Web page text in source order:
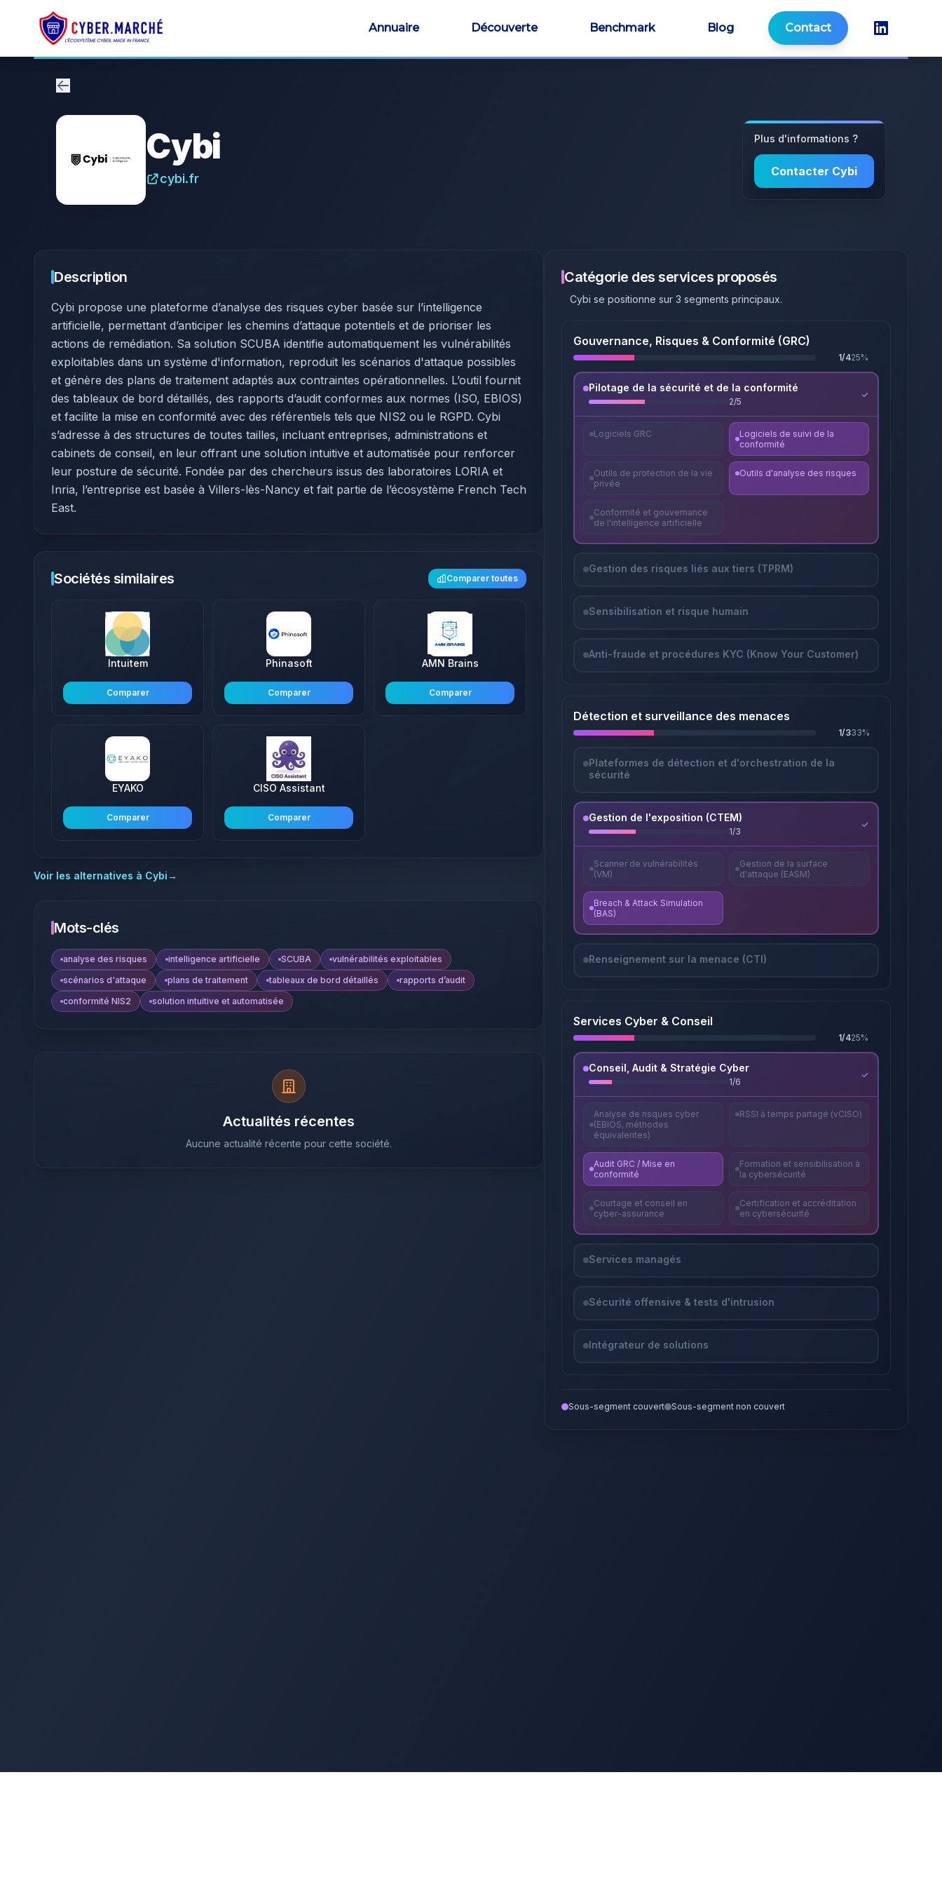
Annuaire Découverte Benchmark Blog Contact
Cybi
cybi.fr
Plus d'informations ?
Contacter Cybi
Description
​Cybi propose une plateforme d’analyse des risques cyber basée sur l’intelligence
artificielle, permettant d’anticiper les chemins d’attaque potentiels et de prioriser les
actions de remédiation. Sa solution SCUBA identifie automatiquement les vulnérabilités
exploitables dans un système d'information, reproduit les scénarios d'attaque possibles
et génère des plans de traitement adaptés aux contraintes opérationnelles. L’outil fournit
des tableaux de bord détaillés, des rapports d’audit conformes aux normes (ISO, EBIOS)
et facilite la mise en conformité avec des référentiels tels que NIS2 ou le RGPD. Cybi
s’adresse à des structures de toutes tailles, incluant entreprises, administrations et
cabinets de conseil, en leur offrant une solution intuitive et automatisée pour renforcer
leur posture de sécurité. Fondée par des chercheurs issus des laboratoires LORIA et
Inria, l’entreprise est basée à Villers-lès-Nancy et fait partie de l’écosystème French Tech
East. ​
Sociétés similaires Comparer toutes
Intuitem
Comparer
Phinasoft
Comparer
AMN Brains
Comparer
EYAKO
Comparer
CISO Assistant
Comparer
Voir les alternatives à Cybi→
Mots-clés
analyse des risques intelligence artificielle SCUBA
vulnérabilités exploitables
scénarios d'attaque
plans de traitement tableaux de bord détaillés
rapports d’audit
conformité NIS2
solution intuitive et automatisée
Actualités récentes
Aucune actualité récente pour cette société.
Catégorie des services proposés
Cybi se positionne sur 3 segments principaux.
Gouvernance, Risques & Conformité (GRC)
1/425%
Pilotage de la sécurité et de la conformité
2/5
Logiciels GRC
Logiciels de suivi de la
conformité
Outils de protection de la vie
privée
Outils d'analyse des risques
Conformité et gouvernance
de l'intelligence artificielle
Gestion des risques liés aux tiers (TPRM)
Sensibilisation et risque humain
Anti-fraude et procédures KYC (Know Your Customer)
Détection et surveillance des menaces
1/333%
Plateformes de détection et d'orchestration de la
sécurité
Gestion de l'exposition (CTEM)
1/3
Scanner de vulnérabilités
(VM)
Gestion de la surface
d'attaque (EASM)
Breach & Attack Simulation
(BAS)
Renseignement sur la menace (CTI)
Services Cyber & Conseil
1/425%
Conseil, Audit & Stratégie Cyber
1/6
Analyse de risques cyber
(EBIOS, méthodes
équivalentes)
RSSI à temps partagé (vCISO)
Audit GRC / Mise en
conformité
Formation et sensibilisation à
la cybersécurité
Courtage et conseil en
cyber-assurance
Certification et accréditation
en cybersécurité
Services managés
Sécurité offensive & tests d'intrusion
Intégrateur de solutions
Sous-segment couvert Sous-segment non couvert